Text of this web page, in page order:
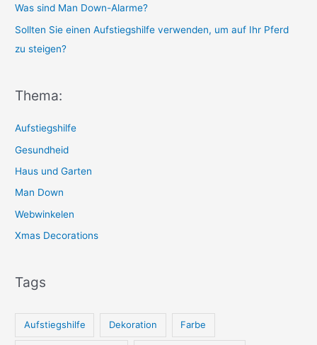
Was sind Man Down-Alarme?
Sollten Sie einen Aufstiegshilfe verwenden, um auf Ihr Pferd
zu steigen?
Thema:
Aufstiegshilfe
Gesundheid
Haus und Garten
Man Down
Webwinkelen
Xmas Decorations
Tags
Aufstiegshilfe Dekoration Farbe